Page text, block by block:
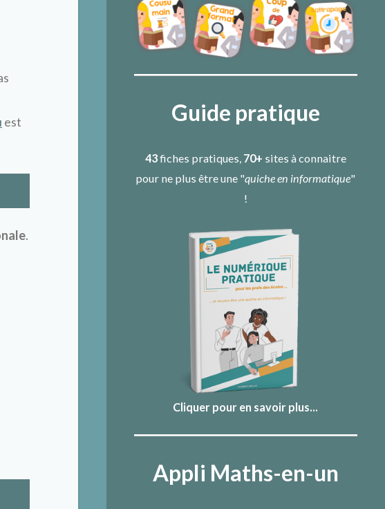
est
.
Guide pratique
43fiches pratiques, 70+ sites à connaitre
pour ne plus être une "quiche en informatique"
!
Cliquer pour en savoir plus...
Appli Maths-en-un